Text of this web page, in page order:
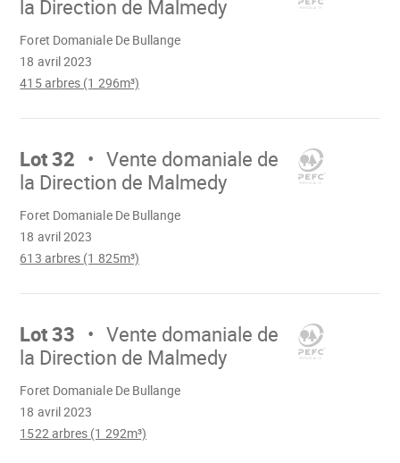
la Direction de Malmedy
18 avril 2023
Foret Domaniale De Bullange
415 arbres (1 296m³)
Aller
Lot 32
Vente domaniale de
la Direction de Malmedy
18 avril 2023
Foret Domaniale De Bullange
613 arbres (1 825m³)
Aller
Lot 33
Vente domaniale de
la Direction de Malmedy
18 avril 2023
Foret Domaniale De Bullange
1522 arbres (1 292m³)